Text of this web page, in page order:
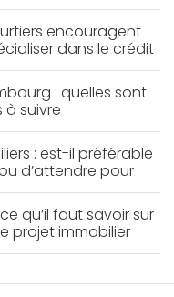
encouragent
dans le crédit
détails
: quelles sont
à suivre
: est-il préférable
d’attendre pour
?
qu’il faut savoir sur
projet immobilier